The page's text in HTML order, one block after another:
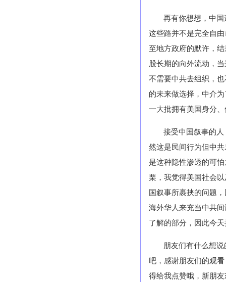
再有你想想，中
这些路并不是完全自
至地方政府的默许，
股长期的向外流动，
不需要中共去组织，
的未来做选择，中介
一大批拥有美国身分
接受中国叙事的
然这是民间行为但中
是这种隐性渗透的可
栗，我觉得美国社会
国叙事所裹挟的问题
海外华人来充当中共
了解的部分，因此今
朋友们有什么想
吧，感谢朋友们的观
得给我点赞哦，新朋